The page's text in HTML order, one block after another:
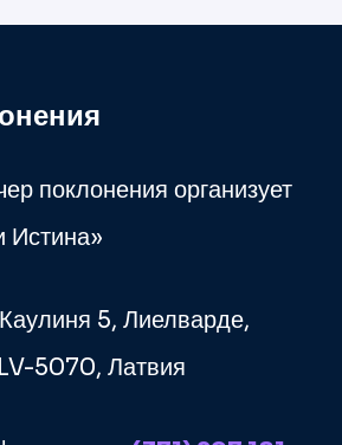
поклонения организует
Истина»
5, Лиелварде,
5070, Латвия